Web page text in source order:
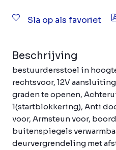
Sla op als favoriet
Beschrijving
bestuurdersstoel in
rechtsvoor, 12V
graden te openen,
1(startblokkering), Anti
voor, Armsteun voor,
buitenspiegels
deurvergrendeling met